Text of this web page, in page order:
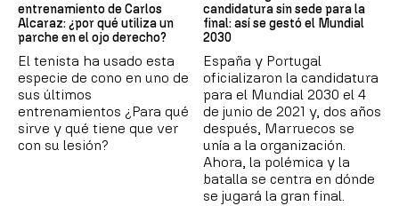
entrenamiento de Carlos
Alcaraz: ¿por qué utiliza un
parche en el ojo derecho?
El tenista ha usado esta
especie de cono en uno de
sus últimos
entrenamientos ¿Para qué
sirve y qué tiene que ver
con su lesión?
candidatura sin sede para la
final: así se gestó el Mundial
2030
España y Portugal
oficializaron la candidatura
para el Mundial 2030 el 4
de junio de 2021 y, dos años
después, Marruecos se
unía a la organización.
Ahora, la polémica y la
batalla se centra en dónde
se jugará la gran final.